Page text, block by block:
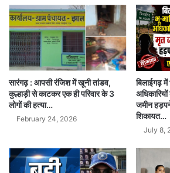
सारंगढ़ : आपसी रंजिश में खूनी तांडव,
कुल्हाड़ी से काटकर एक ही परिवार के 3
लोगों की हत्या…
February 24, 2026
बिलाईगढ़
जमीन
शिकायत…
July 8,